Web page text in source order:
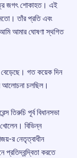
জগৎ শোকাহত। এই
তাঁর প্রতি এবং
আমি আমার ঘোষণা স্থগিত
গত কয়েক দিন
আলোচনা চলছিল।
তিরুচি পূর্ব বিধানসভা
খোলেন। বিভিন্ন
র নেতৃত্বাধীন
প্রতিদ্বন্দ্বিতা করতে